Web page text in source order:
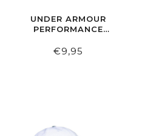
UNDER ARMOUR
PERFORMANCE
€9,95